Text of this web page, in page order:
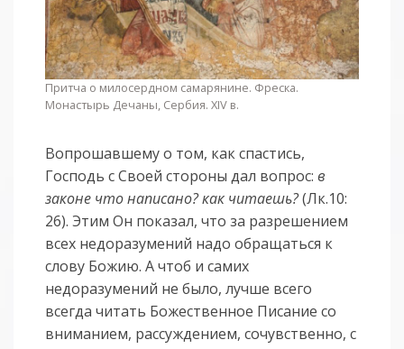
Притча о милосердном самарянине. Фреска.
Монастырь Дечаны, Сербия. XIV в.
Вопрошавшему о том, как спастись,
Господь с Своей стороны дал вопрос:в
законе что написано? как читаешь?(Лк.10:
26). Этим Он показал, что за разрешени­ем
всех недоразуме­ний надо обращаться к
слову Божию. А чтоб и самих
недоразумений не было, лучше всего
всегда читать Божественное Писание со
вниманием, рассуждением, сочувственно, с